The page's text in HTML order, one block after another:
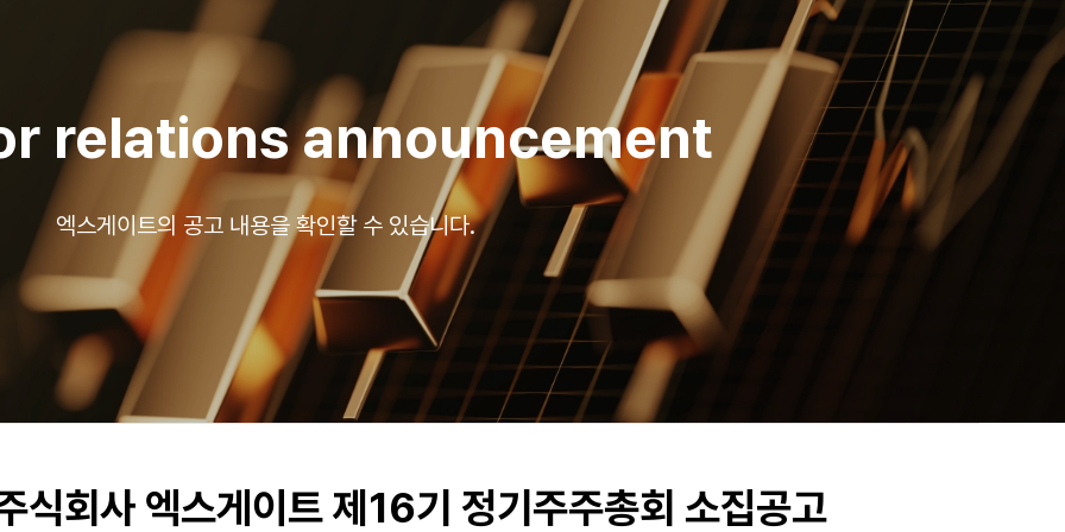
relations announcement
엑스게이트의 공고 내용을 확인할 수 있습니다.
사 엑스게이트 제16기 정기주주총회 소집공고